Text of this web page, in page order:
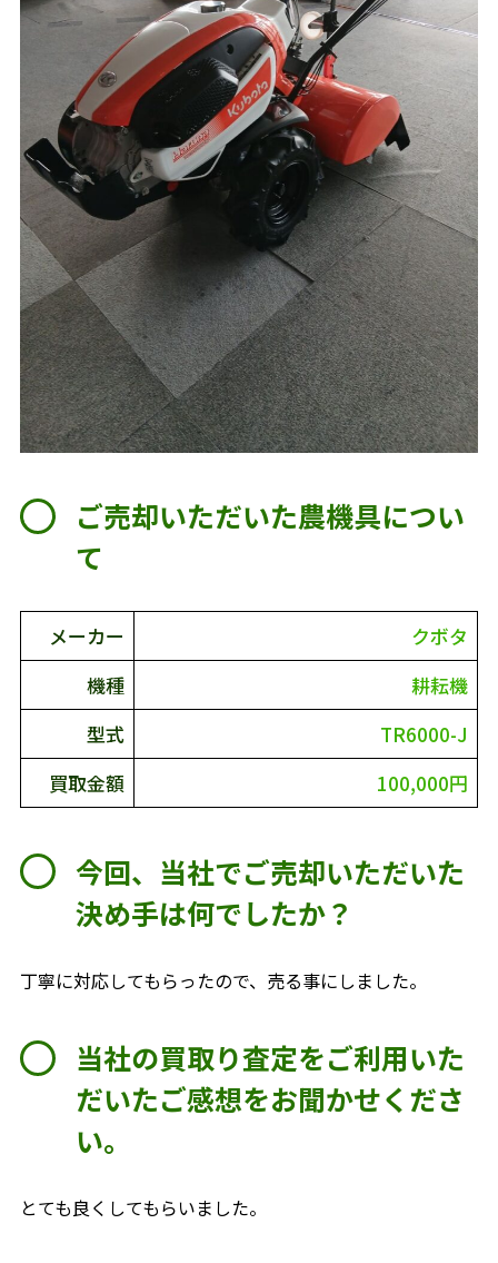
ご売却いただいた農機具につい
て
メーカー
クボタ
機種
耕耘機
型式
TR6000-J
買取金額
100,000円
今回、当社でご売却いただいた
決め手は何でしたか？
丁寧に対応してもらったので、売る事にしました。
当社の買取り査定をご利用いた
だいたご感想をお聞かせくださ
い。
とても良くしてもらいました。